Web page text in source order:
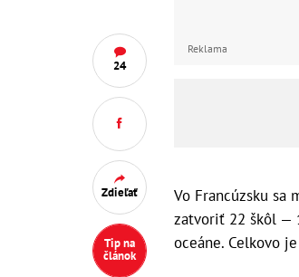
24
Zdieľať
Tip na
článok
Reklama
Vo Francúzsku sa
zatvoriť 22 škôl —
oceáne. Celkovo